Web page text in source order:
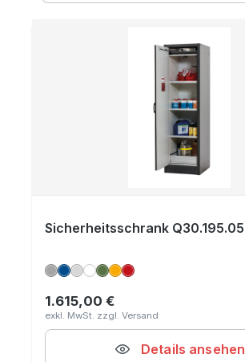
Sicherheitsschrank Q30.195.05
Regulärer Preis:
1.615,00 €
Details ansehen